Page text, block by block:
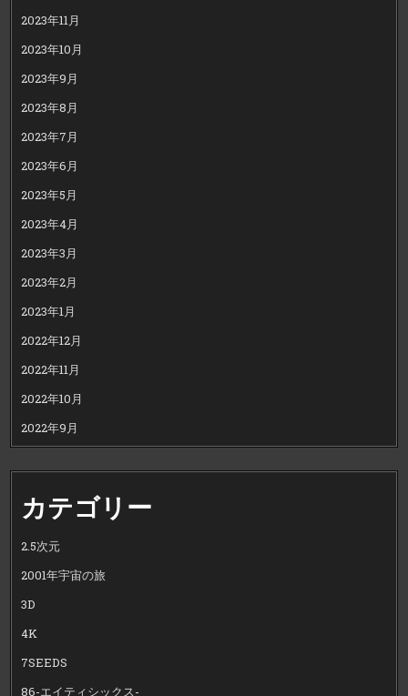
2023年11月
2023年10月
2023年9月
2023年8月
2023年7月
2023年6月
2023年5月
2023年4月
2023年3月
2023年2月
2023年1月
2022年12月
2022年11月
2022年10月
2022年9月
カテゴリー
2.5次元
2001年宇宙の旅
3D
4K
7SEEDS
86-エイティシックス-